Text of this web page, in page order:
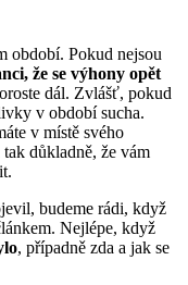
období. Pokud nejsou
že se výhony opět
dál. Zvlášť, pokud
v období sucha.
v místě svého
důkladně, že vám
budeme rádi, když
Nejlépe, když
, případně zda a jak se